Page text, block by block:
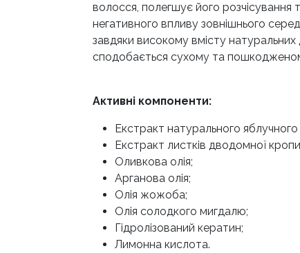
волосся, полегшує його розчісування
негативного впливу зовнішнього
завдяки високому вмісту
сподобається сухому та
Активні компоненти:
Екстракт натурального
Екстракт листків дводомної
Оливкова олія;
Арганова олія;
Олія жожоба;
Олія солодкого мигдалю;
Гідролізований кератин;
Лимонна кислота.